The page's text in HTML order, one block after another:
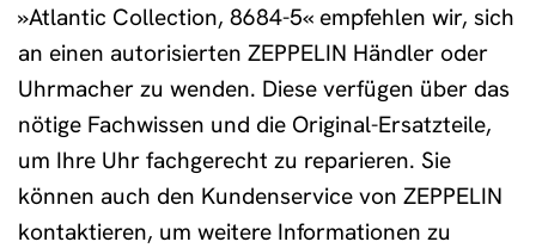
»Atlantic Collection, 8684-5« empfehlen wir, sich
an einen autorisierten ZEPPELIN Händler oder
Uhrmacher zu wenden. Diese verfügen über das
nötige Fachwissen und die Original-Ersatzteile,
um Ihre Uhr fachgerecht zu reparieren. Sie
können auch den Kundenservice von ZEPPELIN
kontaktieren, um weitere Informationen zu